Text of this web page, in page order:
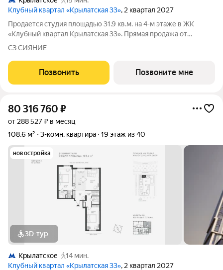
Клубный квартал «Крылатская 33», 2 квартал 2027
Продается студия площадью 31.9 кв.м. на 4-м этаже в ЖК
«Клубный квартал Крылатская 33». Прямая продажа от
застройщика! Крылатская 33 - проект премиум-класса на
«Сияние». Комплекс расположен всего в 15
СЗ СИЯНИЕ
Позвонить Позвоните мне
80 316 760 ₽
от 288 527 ₽ в месяц
108,6 м²
3-комн. квартира 19 этаж из 40
новостройка
3D-тур
Крылатское
14 мин.
Клубный квартал «Крылатская 33», 2 квартал 2027